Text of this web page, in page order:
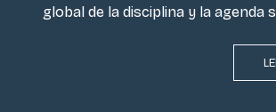
global de la disciplina y la agenda